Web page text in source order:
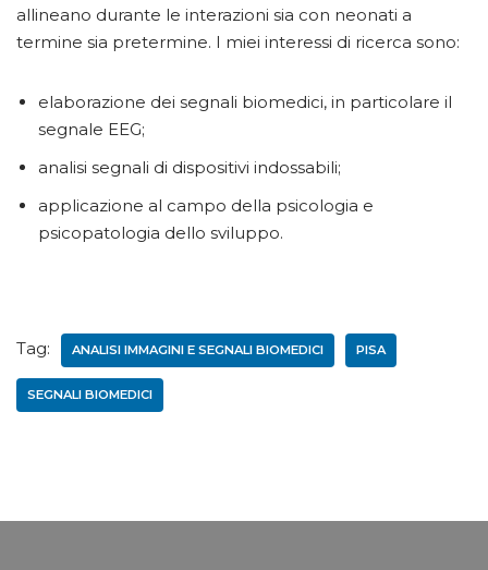
allineano durante le interazioni sia con neonati a
termine sia pretermine. I miei interessi di ricerca sono:
elaborazione dei segnali biomedici, in particolare il
segnale EEG;
analisi segnali di dispositivi indossabili;
applicazione al campo della psicologia e
psicopatologia dello sviluppo.
Tag: ANALISI IMMAGINI E SEGNALI BIOMEDICI PISA
SEGNALI BIOMEDICI